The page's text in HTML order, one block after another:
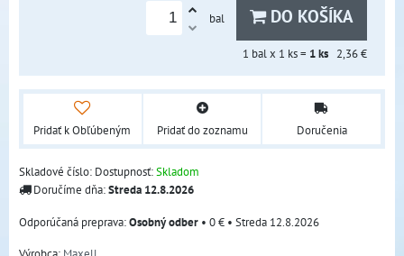
bal DO KOŠÍKA
1 bal x 1 ks = 1ks 2,36 €
Pridať k Obľúbeným Pridať do zoznamu Doručenia
Skladové číslo: Dostupnosť:Skladom
Doručíme dňa:Streda 12.8.2026
Osobný odber • 0 € • Streda 12.8.2026